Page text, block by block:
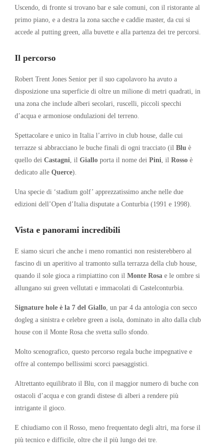
Uscendo, di fronte si trovano bar e sale comuni, con il ristorante al
primo piano, e a destra la zona sacche e caddie master, da cui si
accede al putting green, alla buvette e alla partenza dei tre percorsi.
Il percorso
Robert Trent Jones Senior per il suo capolavoro ha avuto a
disposizione una superficie di oltre un milione di metri quadrati, in
una zona che include alberi secolari, ruscelli, piccoli specchi
d’acqua e armoniose ondulazioni del terreno.
Spettacolare e unico in Italia l’arrivo in club house, dalle cui
terrazze si abbracciano le buche finali di ogni tracciato (il Blu è
quello dei Castagni, il Giallo porta il nome dei Pini, il Rosso è
dedicato alle Querce).
Una specie di ‘stadium golf’ apprezzatissimo anche nelle due
edizioni dell’Open d’Italia disputate a Conturbia (1991 e 1998).
Vista e panorami incredibili
E siamo sicuri che anche i meno romantici non resisterebbero al
fascino di un aperitivo al tramonto sulla terrazza della club house,
quando il sole gioca a rimpiattino con il Monte Rosa e le ombre si
allungano sui green vellutati e immacolati di Castelconturbia.
Signature hole è la 7 del Giallo, un par 4 da antologia con secco
dogleg a sinistra e celebre green a isola, dominato in alto dalla club
house con il Monte Rosa che svetta sullo sfondo.
Molto scenografico, questo percorso regala buche impegnative e
offre al contempo bellissimi scorci paesaggistici.
Altrettanto equilibrato il Blu, con il maggior numero di buche con
ostacoli d’acqua e con grandi distese di alberi a rendere più
intrigante il gioco.
E chiudiamo con il Rosso, meno frequentato degli altri, ma forse il
più tecnico e difficile, oltre che il più lungo dei tre.